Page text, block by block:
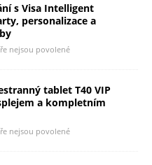
s Visa Intelligent
personalizace a
nejsou povolené
tablet T40 VIP
a kompletním
nejsou povolené